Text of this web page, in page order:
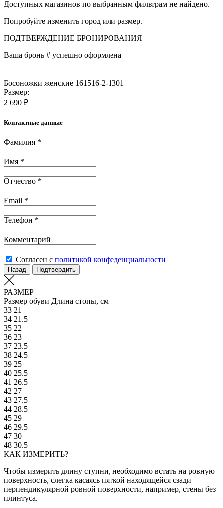
Доступных магазинов по выбранным фильтрам не найдено.
Попробуйте изменить город или размер.
ПОДТВЕРЖДЕНИЕ БРОНИРОВАНИЯ
Ваша бронь # успешно оформлена
Босоножки женские 161516-2-1301
Размер:
2 690 ₽
Контактные данные
Фамилия *
Имя *
Отчество *
Email *
Телефон *
Комментарий
Согласен с политикой конфеденциальности
Назад Подтвердить
РАЗМЕР
Размер обуви Длина стопы, см
33 21
34 21.5
35 22
36 23
37 23.5
38 24.5
39 25
40 25.5
41 26.5
42 27
43 27.5
44 28.5
45 29
46 29.5
47 30
48 30.5
КАК ИЗМЕРИТЬ?
Чтобы измерить длину ступни, необходимо встать на ровную
поверхность, слегка касаясь пяткой находящейся сзади
перпендикулярной ровной поверхности, например, стены без
плинтуса.